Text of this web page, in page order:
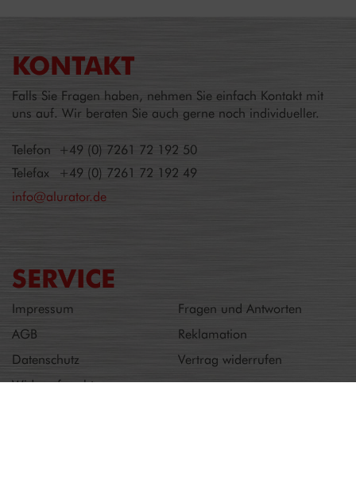
KONTAKT
Falls Sie Fragen haben, nehmen Sie einfach Kontakt mit
uns auf. Wir beraten Sie auch gerne noch individueller.
Telefon
+49 (0) 7261 72 192 50
Telefax
+49 (0) 7261 72 192 49
info@alurator.de
SERVICE
Impressum
AGB
Datenschutz
Widerrufsrecht
Fragen und Antworten
Reklamation
Vertrag widerrufen